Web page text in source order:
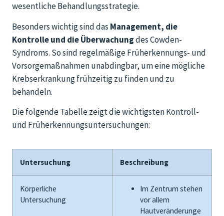
wesentliche Behandlungsstrategie.
Besonders wichtig sind das Management, die
Kontrolle und die Überwachungdes Cowden-
Syndroms. So sind regelmäßige Früherkennungs- und
Vorsorgemaßnahmen unabdingbar, um eine mögliche
Krebserkrankung frühzeitig zu finden und zu
behandeln.
Die folgende Tabelle zeigt die wichtigsten Kontroll-
und Früherkennungsuntersuchungen:
Untersuchung Beschreibung
Körperliche
Untersuchung
Im Zentrum stehen
vor allem
Hautveränderunge